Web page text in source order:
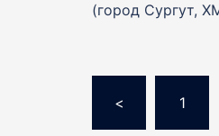
(город Сургут,
записей
< 1